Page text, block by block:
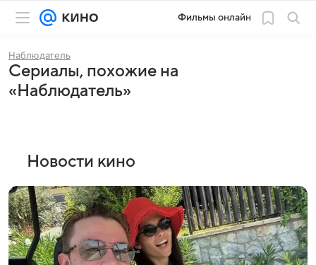
Фильмы онлайн
Наблюдатель
Сериалы, похожие на
«Наблюдатель»
Новости кино